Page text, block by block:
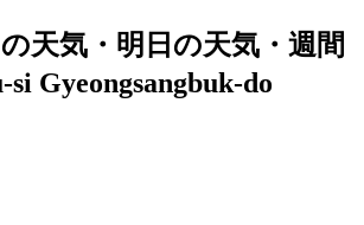
天気・明日の天気・週間
si Gyeongsangbuk-do